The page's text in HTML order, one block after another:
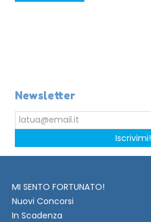
Newsletter
Iscrivimi!
MI SENTO FORTUNATO!
Nuovi Concorsi
In Scadenza